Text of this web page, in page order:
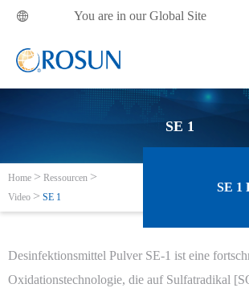
 You are in our Global Site
SE 1
Home
Ressourcen
Video
SE 1
SE 1
Desinfektionsmittel Pulver SE-1 ist eine
Oxidationstechnologie, die auf Sulfatradikal